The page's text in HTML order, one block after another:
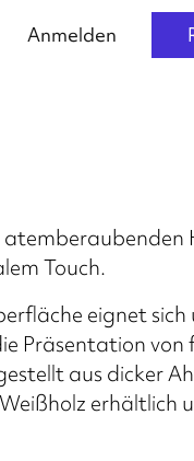
Anmelden
atemberaubenden
Touch.
eignet sich
Präsentation von
aus dicker
erhältlich